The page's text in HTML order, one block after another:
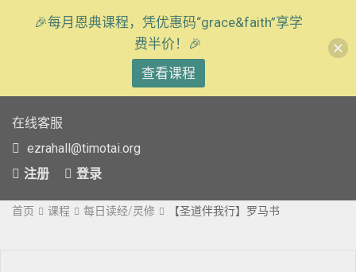
在线客服
ezrahall@timotai.org
注册
登录
首页 课程 每日读经/灵修 【圣道伴我行】罗马书
🎉每月恩典课程，凭优惠码“grace&faith”享学
费半价！🎉
查看课程